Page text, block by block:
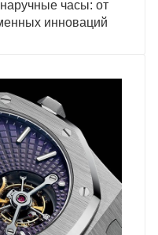
часы: от
инноваций